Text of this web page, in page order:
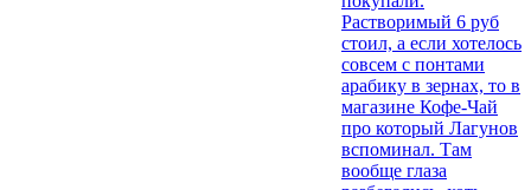
Растворимый 6 руб
стоил, а если хотелось
совсем с понтами
арабику в зернах, то в
магазине Кофе-Чай
про который Лагунов
вспоминал. Там
вообще глаза